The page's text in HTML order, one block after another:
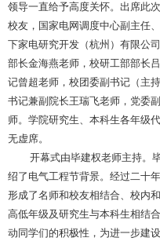
领导一直给予高度关怀。出席此
校友，国家电网调度中心副主任
下家电研究开发（杭州）有限公
部长金海燕老师，校研工部部长
记曾超老师，校团委副书记（主
书记兼副院长王瑞飞老师，党委
师。学院研究生、本科生各年级
无虚席。
开幕式由毕建权老师主持。
绍了电气工程节背景。经过二十
形成了名师和校友相结合、校内
高低年级及研究生与本科生相结
动同学们的积极性，为进一步建